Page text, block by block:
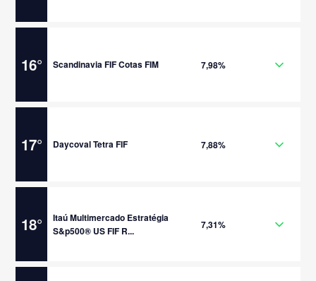
16° Scandinavia FIF Cotas FIM 7,98%
17° Daycoval Tetra FIF 7,88%
18°
Itaú Multimercado Estratégia
S&p500® US FIF R...
7,31%